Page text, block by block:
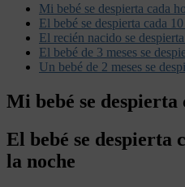
Mi bebé se despierta cada
El bebé se despierta cada
El recién nacido se
El bebé de 3 meses se
Un bebé de 2 meses se
Mi bebé se despierta
El bebé se despierta
la noche